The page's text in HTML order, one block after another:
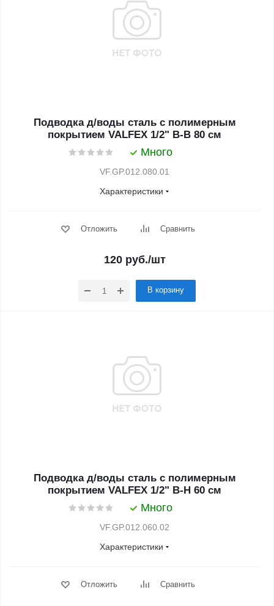
Подводка д/воды сталь с полимерным
покрытием VALFEX 1/2" В-В 80 см
Много
VF.GP.012.080.01
Характеристики
Отложить Сравнить
120 руб./шт
В корзину
Подводка д/воды сталь с полимерным
покрытием VALFEX 1/2" В-Н 60 см
Много
VF.GP.012.060.02
Характеристики
Отложить Сравнить